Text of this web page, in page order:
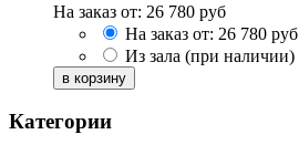
На заказ от: 26 780 руб
На заказ от: 26 780 руб
Из зала (при наличии)
Категории